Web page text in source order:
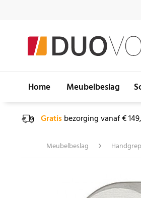
Home Meubelbeslag
Gratisbezorging vanaf €
Meubelbeslag